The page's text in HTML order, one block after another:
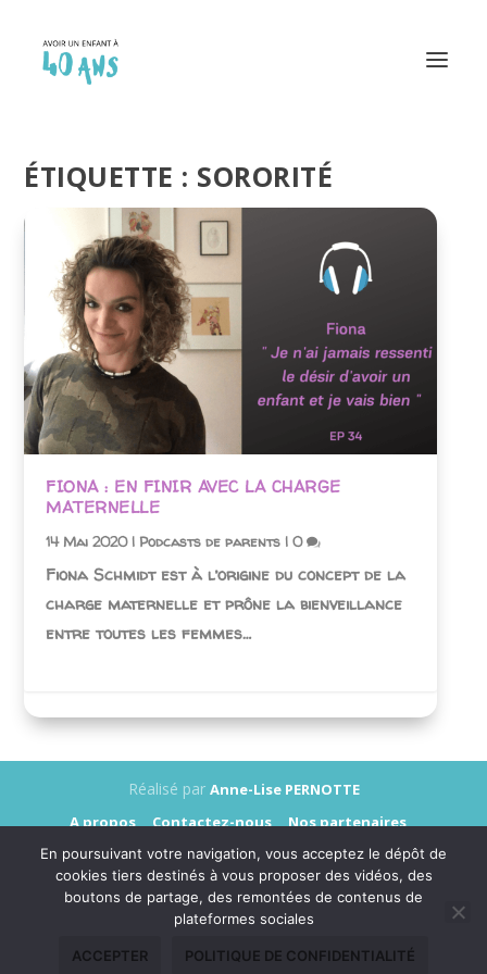
ÉTIQUETTE : SORORITÉ
FIONA : EN FINIR AVEC LA CHARGE
MATERNELLE
14 Mai 2020| Podcasts de parents |0
Fiona Schmidt est à l’origine du concept de la
charge maternelle et prône la bienveillance
entre toutes les femmes…
Réalisé par Anne-Lise PERNOTTE
A propos
Contactez-nous
Nos partenaires
Annonceurs
Presse
Mentions légales
Données personnelles
En poursuivant votre navigation, vous acceptez le dépôt de
cookies tiers destinés à vous proposer des vidéos, des
boutons de partage, des remontées de contenus de
plateformes sociales
ACCEPTER POLITIQUE DE CONFIDENTIALITÉ